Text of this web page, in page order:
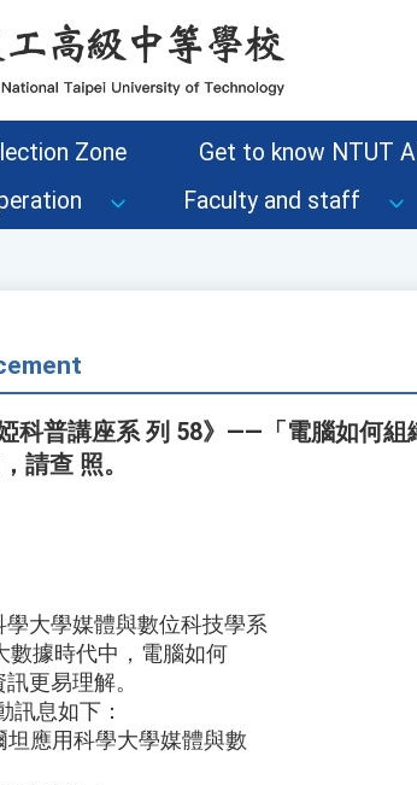
Zone
Get to know NTUT
Faculty and staff
科普講座系 列 58》——「電腦如何組
請查 照。
大學媒體與數位科技學系
數據時代中，電腦如何
更易理解。
訊息如下：
坦應用科學大學媒體與數